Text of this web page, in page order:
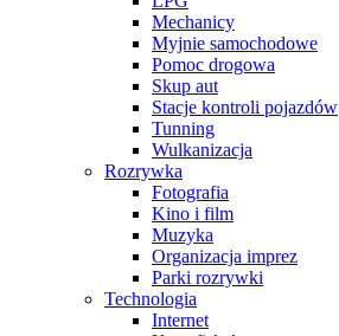
Mechanicy
Myjnie samochodowe
Pomoc drogowa
Skup aut
Stacje kontroli pojazdów
Tunning
Wulkanizacja
Rozrywka
Fotografia
Kino i film
Muzyka
Organizacja imprez
Parki rozrywki
Technologia
Internet